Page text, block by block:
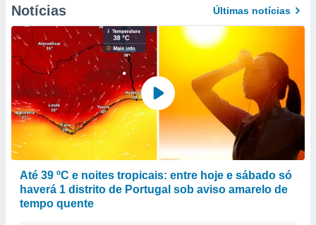
tal,
ou opor-
qualquer
em “
na
Notícias Últimas notícias
Até 39 ºC e noites tropicais: entre hoje e sábado só
haverá 1 distrito de Portugal sob aviso amarelo de
tempo quente